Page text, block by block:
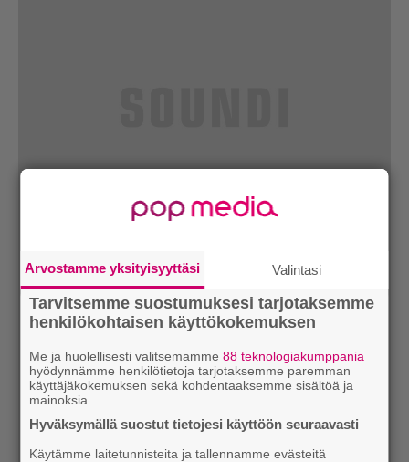
Arvostamme yksityisyyttäsi Valintasi
Tarvitsemme suostumuksesi tarjotaksemme
henkilökohtaisen käyttökokemuksen
Me ja huolellisesti valitsemamme88 teknologiakumppania
hyödynnämme henkilötietoja tarjotaksemme paremman
käyttäjäkokemuksen sekä kohdentaaksemme sisältöä ja
mainoksia.
Hyväksymällä suostut tietojesi käyttöön seuraavasti
Käytämme laitetunnisteita ja tallennamme evästeitä